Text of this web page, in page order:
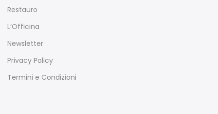
Restauro
L’Officina
Newsletter
Privacy Policy
Termini e Condizioni